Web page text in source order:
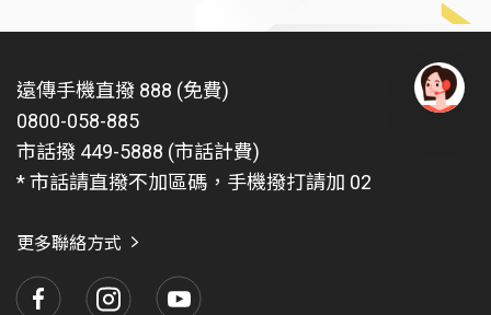
遠傳手機直撥 888 (免費)
0800-058-885
市話撥 449-5888 (市話計費)
* 市話請直撥不加區碼，手機撥打請加 02
更多聯絡方式